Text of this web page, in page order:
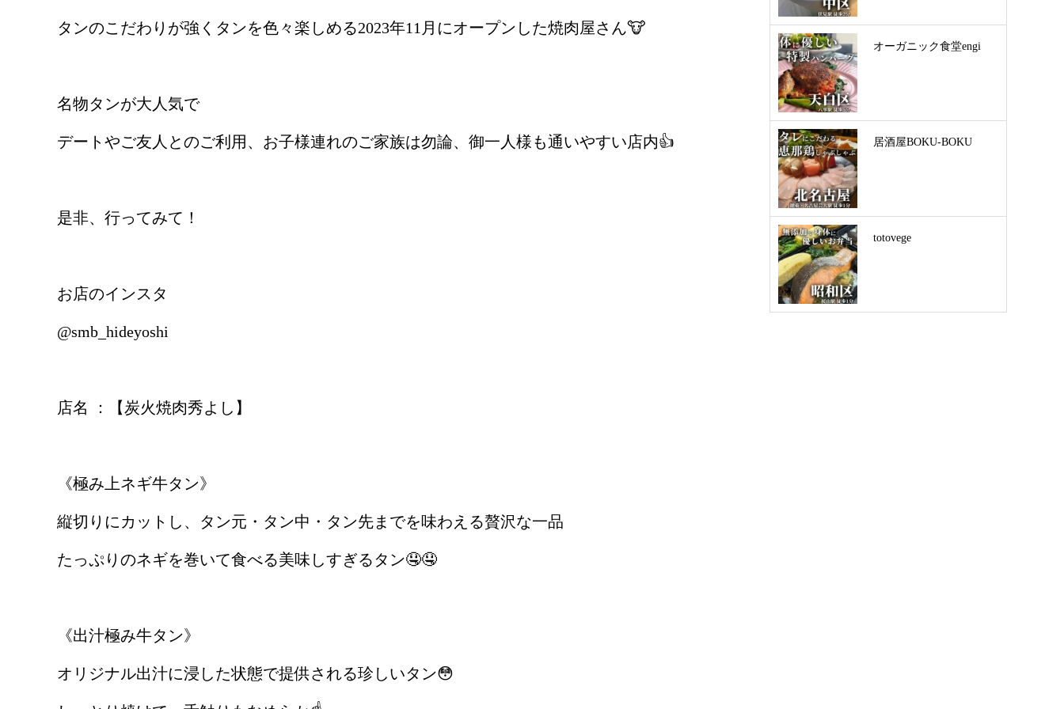
タンのこだわりが強くタンを色々楽しめる2023年11月にオープンした焼肉屋さん🐮
名物タンが大人気で
デートやご友人とのご利用、お子様連れのご家族は勿論、御一人様も通いやすい店内👍
是非、行ってみて！
お店のインスタ
@smb_hideyoshi
店名 ：【炭火焼肉秀よし】
《極み上ネギ牛タン》
縦切りにカットし、タン元・タン中・タン先までを味わえる贅沢な一品
たっぷりのネギを巻いて食べる美味しすぎるタン🤤🤤
《出汁極み牛タン》
オリジナル出汁に浸した状態で提供される珍しいタン😳
オーガニック食堂engi
居酒屋BOKU-BOKU
totovege